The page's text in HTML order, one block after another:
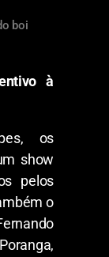
boi
à
os
show
pelos
o